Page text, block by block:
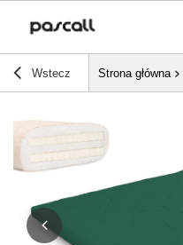
Wstecz Strona główna